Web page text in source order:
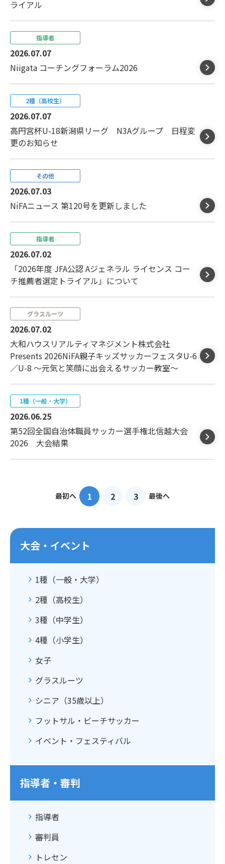
ライアル
指導者
2026.07.07
Niigata コーチングフォーラム2026
2種（高校生）
2026.07.07
高円宮杯U-18新潟県リーグ N3Aグループ 日程変
更のお知らせ
その他
2026.07.03
NiFAニュース 第120号を更新しました
指導者
2026.07.02
「2026年度 JFA公認 Aジェネラル ライセンス コー
チ推薦者選定トライアル」について
グラスルーツ
2026.07.02
大和ハウスリアルティマネジメント株式会社
Presents 2026NiFA親子キッズサッカーフェスタU-6
／U-8 ～元気と笑顔に出会えるサッカー教室～
1種（一般・大学）
2026.06.25
第52回全国自治体職員サッカー選手権北信越大会
2026 大会結果
最初へ 1 2 3 最後へ
大会・イベント
1種（一般・大学）
2種（高校生）
3種（中学生）
4種（小学生）
女子
グラスルーツ
シニア（35歳以上）
フットサル・ビーチサッカー
イベント・フェスティバル
指導者・審判
指導者
審判員
トレセン